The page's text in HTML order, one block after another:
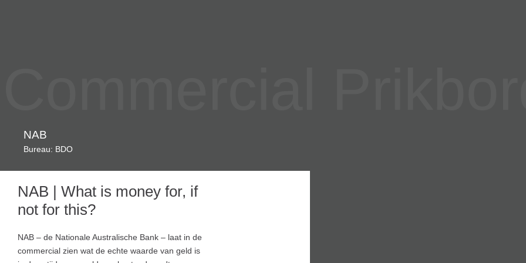
NAB
Bureau: BDO
NAB | What is money for, if
not for this?
NAB – de Nationale Australische Bank – laat in de
commercial zien wat de echte waarde van geld is